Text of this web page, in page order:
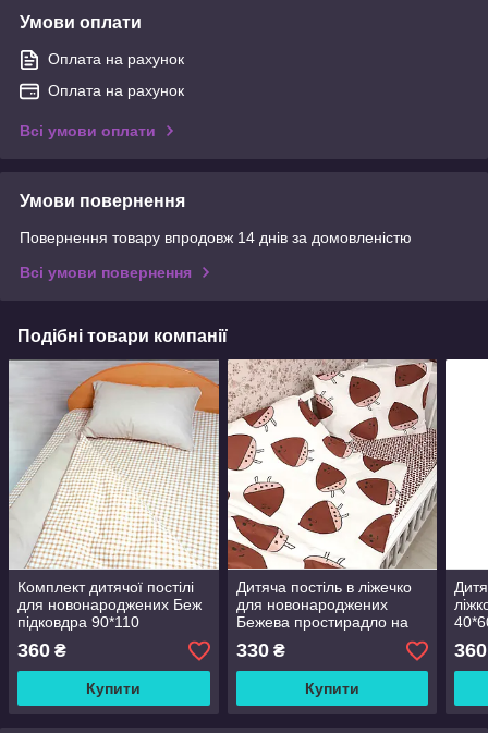
Умови оплати
Оплата на рахунок
Оплата на рахунок
Всі умови оплати
Умови повернення
Повернення товару впродовж 14 днів за домовленістю
Всі умови повернення
Подібні товари компанії
Комплект дитячої постілі
для новонароджених Беж
підковдра 90*110
простирадло на резинці
наволочка
360 ₴
Купити
Дитяча постіль в ліжечко
для новонароджених
Бежева простирадло на
гумці наволочка 40*60
підковдра 90*110
330₴
Купити
360